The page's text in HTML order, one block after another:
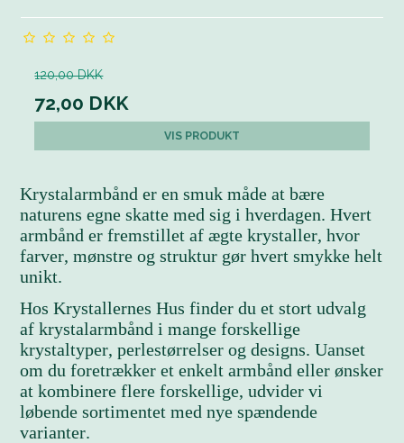
120,00 DKK
72,00 DKK
VIS PRODUKT
Krystalarmbånd er en smuk måde at bære
naturens egne skatte med sig i hverdagen. Hvert
armbånd er fremstillet af ægte krystaller, hvor
farver, mønstre og struktur gør hvert smykke helt
unikt.
Hos Krystallernes Hus finder du et stort udvalg
af krystalarmbånd i mange forskellige
krystaltyper, perlestørrelser og designs. Uanset
om du foretrækker et enkelt armbånd eller ønsker
at kombinere flere forskellige, udvider vi
løbende sortimentet med nye spændende
varianter.